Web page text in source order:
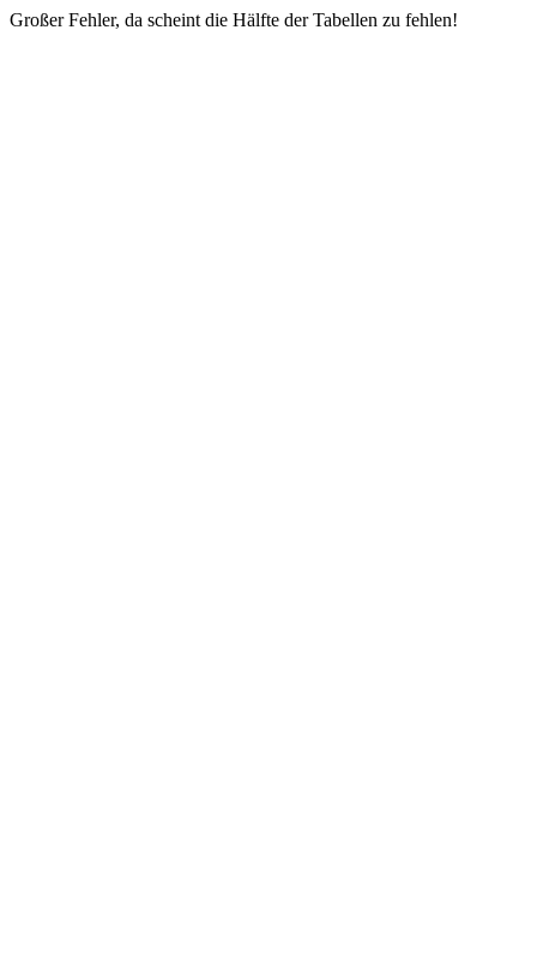
Großer Fehler, da scheint die Hälfte der Tabellen zu fehlen!